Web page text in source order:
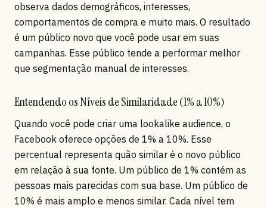
observa dados demográficos, interesses,
comportamentos de compra e muito mais. O resultado
é um público novo que você pode usar em suas
campanhas. Esse público tende a performar melhor
que segmentação manual de interesses.
Entendendo os Níveis de Similaridade (1% a 10%)
Quando você pode criar uma lookalike audience, o
Facebook oferece opções de 1% a 10%. Esse
percentual representa quão similar é o novo público
em relação à sua fonte. Um público de 1% contém as
pessoas mais parecidas com sua base. Um público de
10% é mais amplo e menos similar. Cada nível tem